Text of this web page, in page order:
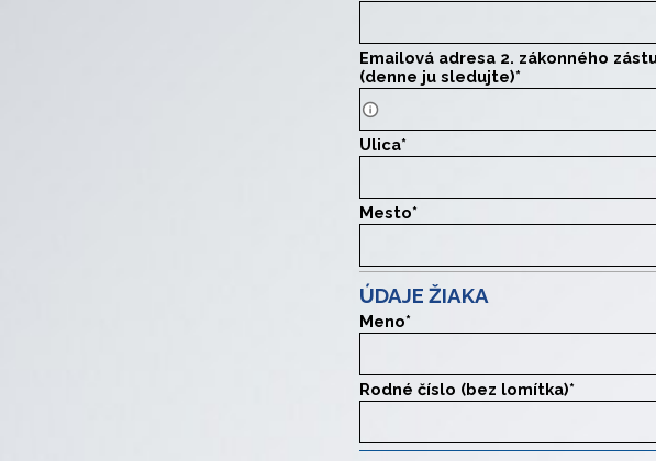
Emailová adresa 2. zákonného
(denne ju sledujte)*
Iná ako 1. zák. zástupcu
Ulica*
Mesto*
ÚDAJE ŽIAKA
Meno*
Rodné číslo (bez lomítka)*